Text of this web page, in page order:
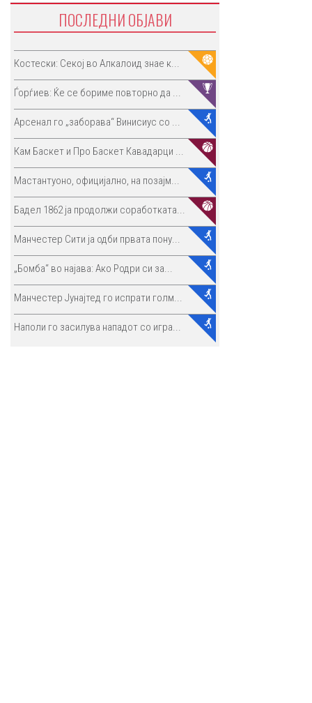
ПОСЛЕДНИ ОБЈАВИ
Костески: Секој во Алкалоид знае к...
Ѓорѓиев: Ќе се бориме повторно да ...
Арсенал го „заборава“ Винисиус со ...
Кам Баскет и Про Баскет Кавадарци ...
Мастантуоно, официјално, на позајм...
Бадел 1862 ја продолжи соработката...
Манчестер Сити ја одби првата пону...
„Бомба“ во најава: Ако Родри си за...
Манчестер Јунајтед го испрати голм...
Наполи го засилува нападот со игра...